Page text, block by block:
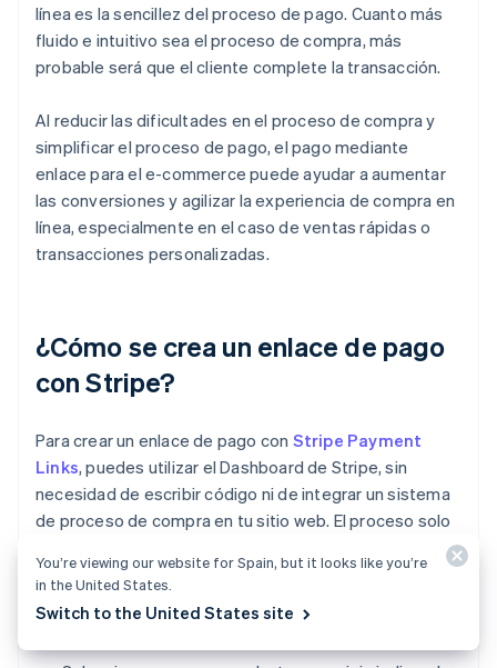
línea es la sencillez del proceso de pago. Cuanto más
fluido e intuitivo sea el proceso de compra, más
probable será que el cliente complete la transacción.
Al reducir las dificultades en el proceso de compra y
simplificar el proceso de pago, el pago mediante
enlace para el e-commerce puede ayudar a aumentar
las conversiones y agilizar la experiencia de compra en
línea, especialmente en el caso de ventas rápidas o
transacciones personalizadas.
¿Cómo se crea un enlace de pago
con Stripe?
Para crear un enlace de pago con Stripe Payment
Links, puedes utilizar el Dashboard de Stripe, sin
necesidad de escribir código ni de integrar un sistema
de proceso de compra en tu sitio web. El proceso solo
You’re viewing our website for Spain, but it looks like you’re
in the United States.
Switch to the United States site